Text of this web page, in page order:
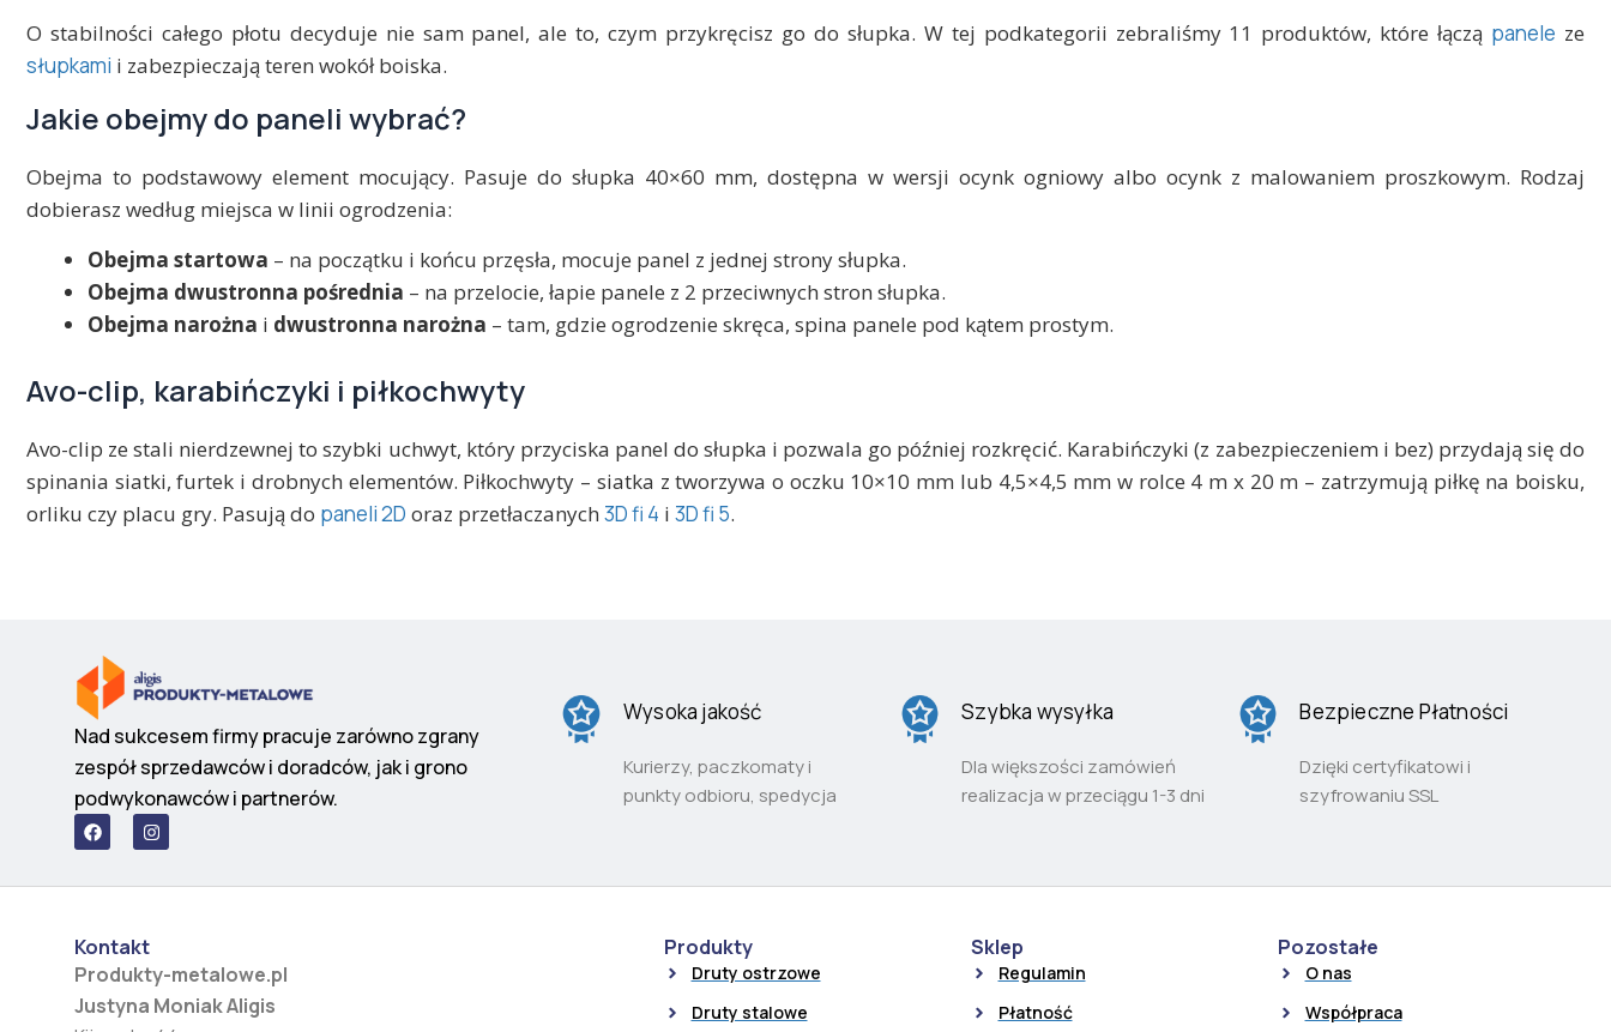
O stabilności całego płotu decyduje nie sam panel, ale to, czym przykręcisz go do słupka. W tej podkategorii zebraliśmy 11 produktów, które łączą panele ze
słupkami i zabezpieczają teren wokół boiska.
Jakie obejmy do paneli wybrać?
Obejma to podstawowy element mocujący. Pasuje do słupka 40×60 mm, dostępna w wersji ocynk ogniowy albo ocynk z malowaniem proszkowym. Rodzaj
dobierasz według miejsca w linii ogrodzenia:
Obejma startowa – na początku i końcu przęsła, mocuje panel z jednej strony słupka.
Obejma dwustronna pośrednia – na przelocie, łapie panele z 2 przeciwnych stron słupka.
Obejma narożna i dwustronna narożna – tam, gdzie ogrodzenie skręca, spina panele pod kątem prostym.
Avo-clip, karabińczyki i piłkochwyty
Avo-clip ze stali nierdzewnej to szybki uchwyt, który przyciska panel do słupka i pozwala go później rozkręcić. Karabińczyki (z zabezpieczeniem i bez) przydają się do
spinania siatki, furtek i drobnych elementów. Piłkochwyty – siatka z tworzywa o oczku 10×10 mm lub 4,5×4,5 mm w rolce 4 m x 20 m – zatrzymują piłkę na boisku,
orliku czy placu gry. Pasują do paneli 2D oraz przetłaczanych 3D fi 4 i 3D fi 5.
Nad sukcesem firmy pracuje zarówno zgrany
zespół sprzedawców i doradców, jak i grono
podwykonawców i partnerów.
F
a
c
b
k
I
n
s
a
a
m
Wysoka jakość
Kurierzy, paczkomaty i
punkty odbioru, spedycja
Szybka wysyłka
Dla większości zamówień
realizacja w przeciągu 1-3 dni
Bezpieczne Płatności
Dzięki certyfikatowi i
szyfrowaniu SSL
Kontakt
Produkty-metalowe.pl
Justyna Moniak Aligis
Produkty
Druty ostrzowe
Druty stalowe
Sklep
Regulamin
Płatność
Pozostałe
O nas
Współpraca